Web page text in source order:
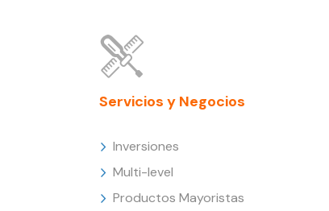
Servicios y Negocios
Inversiones
Multi-level
Productos Mayoristas